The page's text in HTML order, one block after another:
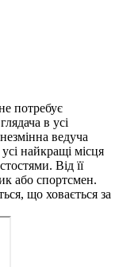
потребує
в усі
ведуча
найкращі місця
Від її
або спортсмен.
що ховається за